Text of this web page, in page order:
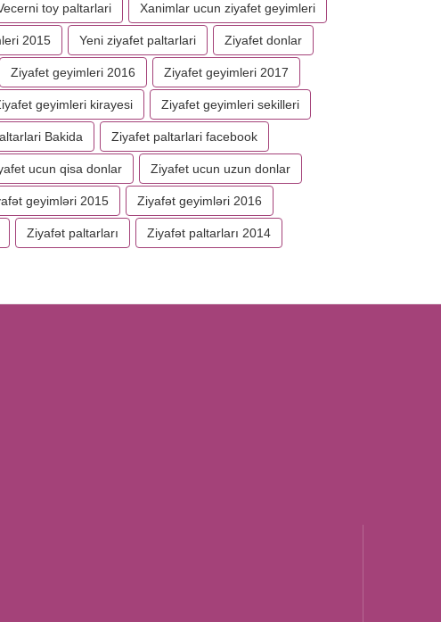
toy paltarlari Xanimlar ucun ziyafet geyimleri
2015 Yeni ziyafet paltarlari Ziyafet donlar
Ziyafet geyimleri 2016 Ziyafet geyimleri 2017
geyimleri kirayesi Ziyafet geyimleri sekilleri
Bakida Ziyafet paltarlari facebook
ucun qisa donlar Ziyafet ucun uzun donlar
geyimləri 2015 Ziyafət geyimləri 2016
Ziyafət paltarları Ziyafət paltarları 2014